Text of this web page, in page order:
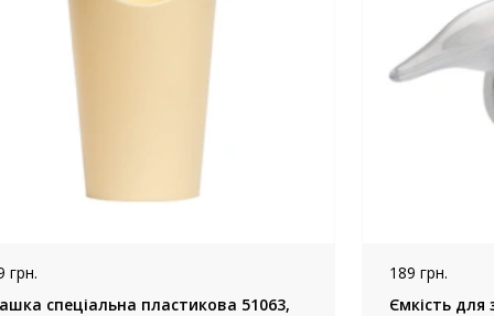
грн.
спеціальна пластикова 51063,
189 грн.
Ємкість для